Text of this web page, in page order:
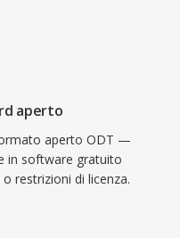
aperto
aperto ODT —
in software gratuito
restrizioni di licenza.